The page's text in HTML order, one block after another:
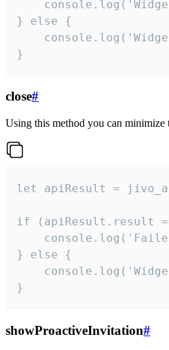
} else {
}
close#
Using this method you can minimize
let apiResult =
if (apiResult.result
} else {
}
showProactiveInvitation#